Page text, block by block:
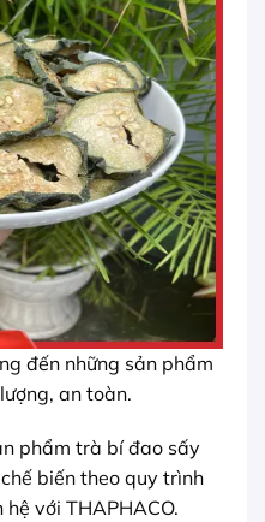
đến những sản phẩm
an toàn.
phẩm trà bí đao sấy
biến theo quy trình
với THAPHACO.